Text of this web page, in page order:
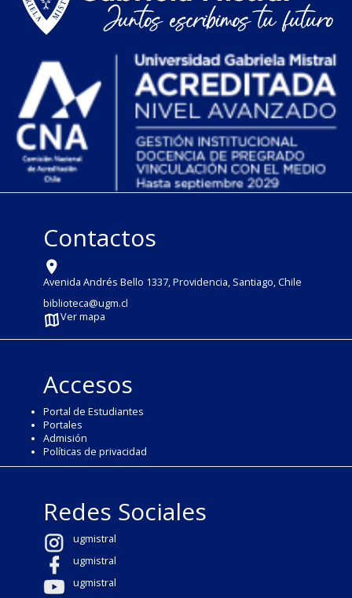
Contactos
Avenida Andrés Bello 1337, Providencia, Santiago, Chile
biblioteca@ugm.cl
Ver mapa
Accesos
Portal de Estudiantes
Portales
Admisión
Políticas de privacidad
Redes Sociales
ugmistral
ugmistral
ugmistral